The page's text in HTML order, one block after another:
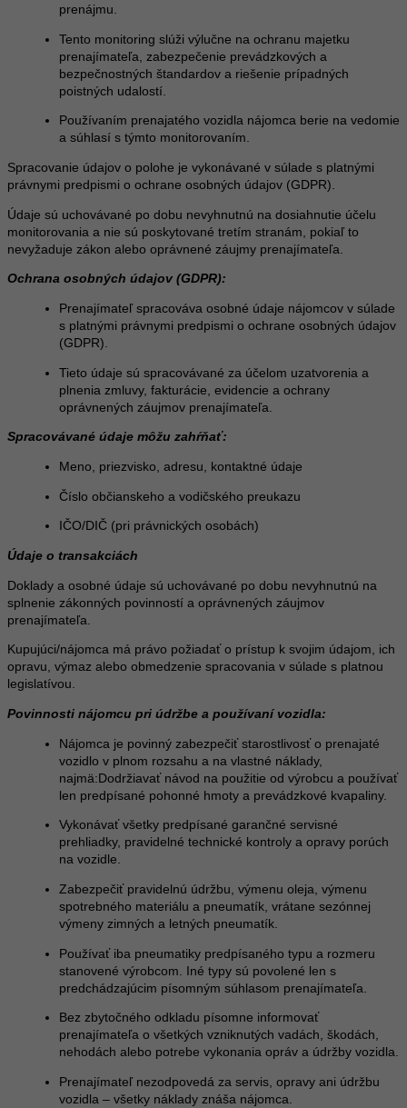
prenájmu.
Tento monitoring slúži výlučne na ochranu majetku
prenajímateľa, zabezpečenie prevádzkových a
bezpečnostných štandardov a riešenie prípadných
poistných udalostí.
Používaním prenajatého vozidla nájomca berie na vedomie
a súhlasí s týmto monitorovaním.
Spracovanie údajov o polohe je vykonávané v súlade s platnými
právnymi predpismi o ochrane osobných údajov (GDPR).
Údaje sú uchovávané po dobu nevyhnutnú na dosiahnutie účelu
monitorovania a nie sú poskytované tretím stranám, pokiaľ to
nevyžaduje zákon alebo oprávnené záujmy prenajímateľa.
Ochrana osobných údajov (GDPR):
Prenajímateľ spracováva osobné údaje nájomcov v súlade
s platnými právnymi predpismi o ochrane osobných údajov
(GDPR).
Tieto údaje sú spracovávané za účelom uzatvorenia a
plnenia zmluvy, fakturácie, evidencie a ochrany
oprávnených záujmov prenajímateľa.
Spracovávané údaje môžu zahŕňať:
Meno, priezvisko, adresu, kontaktné údaje
Číslo občianskeho a vodičského preukazu
IČO/DIČ (pri právnických osobách)
Údaje o transakciách
Doklady a osobné údaje sú uchovávané po dobu nevyhnutnú na
splnenie zákonných povinností a oprávnených záujmov
prenajímateľa.
Kupujúci/nájomca má právo požiadať o prístup k svojim údajom, ich
opravu, výmaz alebo obmedzenie spracovania v súlade s platnou
legislatívou.
Povinnosti nájomcu pri údržbe a používaní vozidla:
Nájomca je povinný zabezpečiť starostlivosť o prenajaté
vozidlo v plnom rozsahu a na vlastné náklady,
najmä:Dodržiavať návod na použitie od výrobcu a používať
len predpísané pohonné hmoty a prevádzkové kvapaliny.
Vykonávať všetky predpísané garančné servisné
prehliadky, pravidelné technické kontroly a opravy porúch
na vozidle.
Zabezpečiť pravidelnú údržbu, výmenu oleja, výmenu
spotrebného materiálu a pneumatík, vrátane sezónnej
výmeny zimných a letných pneumatík.
Používať iba pneumatiky predpísaného typu a rozmeru
stanovené výrobcom. Iné typy sú povolené len s
predchádzajúcim písomným súhlasom prenajímateľa.
Bez zbytočného odkladu písomne informovať
prenajímateľa o všetkých vzniknutých vadách, škodách,
nehodách alebo potrebe vykonania opráv a údržby vozidla.
Prenajímateľ nezodpovedá za servis, opravy ani údržbu
vozidla – všetky náklady znáša nájomca.